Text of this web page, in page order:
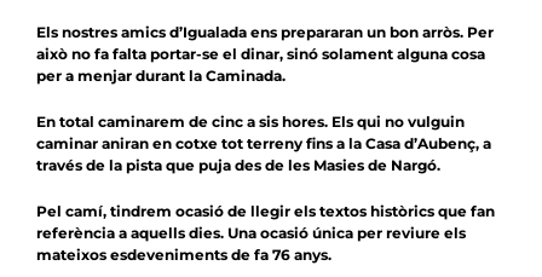
Agenda
Contacte
Col.labora
Els nostres amics d’Igualada ens prepararan un bon arròs. Per
això no fa falta portar-se el dinar, sinó solament alguna cosa
per a menjar durant la Caminada.
En total caminarem de cinc a sis hores. Els qui no vulguin
caminar aniran en cotxe tot terreny fins a la Casa d’Aubenç, a
través de la pista que puja des de les Masies de Nargó.
Pel camí, tindrem ocasió de llegir els textos històrics que fan
referència a aquells dies. Una ocasió única per reviure els
mateixos esdeveniments de fa 76 anys.